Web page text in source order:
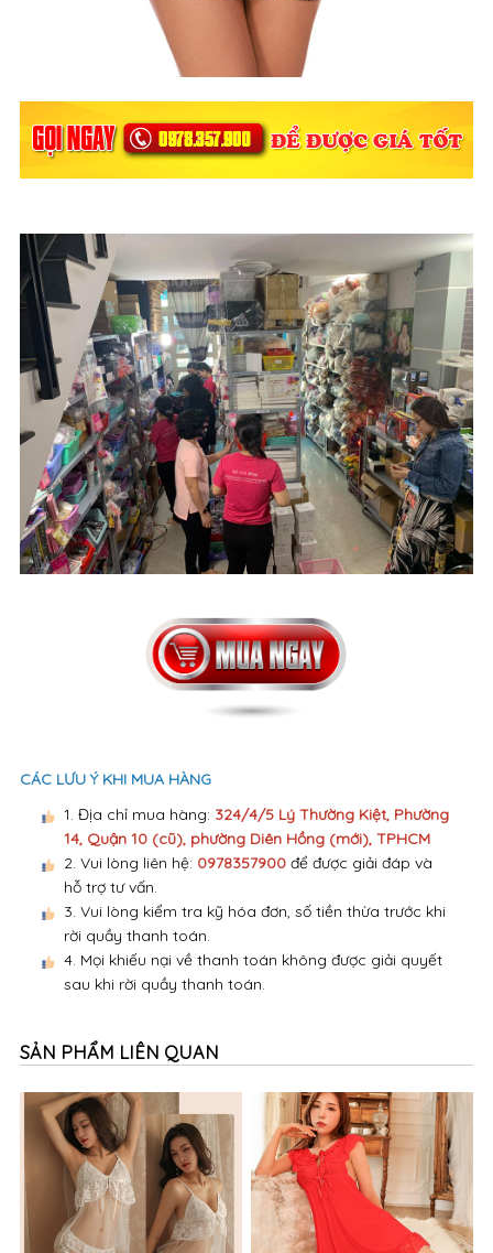
1. Địa chỉ mua hàng: 324/4/5 Lý Thường Kiệt, Phường
14, Quận 10 (cũ), phường Diên Hồng (mới), TPHCM
2. Vui lòng liên hệ:0978357900để được giải đáp và
hỗ trợ tư vấn.
3. Vui lòng kiểm tra kỹ hóa đơn, số tiền thừa trước khi
rời quầy thanh toán.
4. Mọi khiếu nại về thanh toán không được giải quyết
sau khi rời quầy thanh toán.